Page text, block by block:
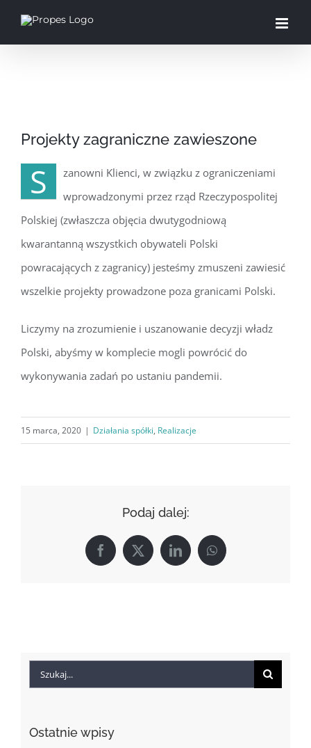
Przejdź
większy
obrazek
Projekty zagraniczne zawieszone
S
zanowni Klienci, w związku z ograniczeniami
wprowadzonymi przez rząd Rzeczypospolitej
Polskiej (zwłaszcza objęcia dwutygodniową
kwarantanną wszystkich obywateli Polski
powracających z zagranicy) jesteśmy zmuszeni zawiesić
wszelkie projekty prowadzone poza granicami Polski.
Liczymy na zrozumienie i uszanowanie decyzji władz
Polski, abyśmy w komplecie mogli powrócić do
wykonywania zadań po ustaniu pandemii.
15 marca, 2020 | Działania spółki, Realizacje
Podaj dalej:
Facebook
X LinkedInWhatsApp
Szukaj
Ostatnie wpisy